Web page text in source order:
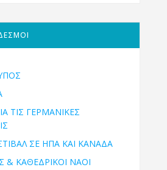
ΤΙΣ ΓΕΡΜΑΝΙΚΕΣ
ΣΕ ΗΠΑ ΚΑΙ ΚΑΝΑΔΑ
& ΚΑΘΕΔΡΙΚΟΊ ΝΑΟΊ